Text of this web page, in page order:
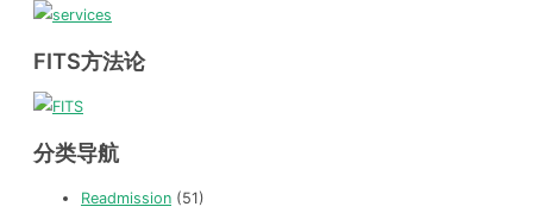
FITS方法论
分类导航
Readmission (51)